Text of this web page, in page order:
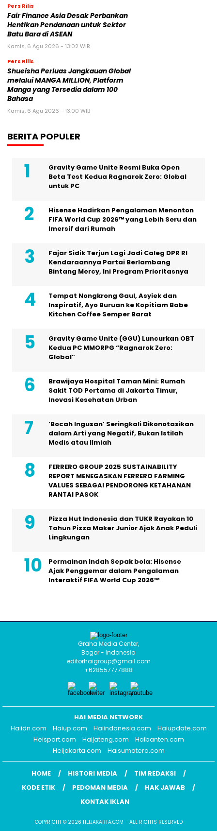
Pers Rilis
Fair Finance Asia Desak Perbankan
Hentikan Pendanaan untuk Sektor
Batu Bara di ASEAN
Kamis, 6 Agu 2026 - 13:02 WIB
Pers Rilis
Shueisha Perluas Jangkauan Global
melalui MANGA MILLION, Platform
Manga yang Tersedia dalam 100
Bahasa
Kamis, 6 Agu 2026 - 13:00 WIB
BERITA POPULER
Gravity Game Unite Resmi Buka Open
Beta Test Kedua Ragnarok Zero: Global
untuk PC
Hisense Hadirkan Pengalaman Menonton
FIFA World Cup 2026™ yang Lebih Seru dan
Imersif dari Rumah
Fajar Sidik Terjun Lagi Jadi Caleg DPR RI
Kendaraannya Partai Berlambang
Bintang Mercy, Ini Program Prioritasnya
Tempat Nongkrong Gaul, Asyiek dan
Inspiratif, Ayo Buruan ke Kopitiam Babe
Kitchen Coffee Semper Barat
Gravity Game Unite (GGU) Luncurkan OBT
Kedua PC MMORPG “Ragnarok Zero:
Global”
Brawijaya Hospital Taman Mini: Rumah
Sakit TOD Pertama di Jakarta Timur,
Inovasi Kesehatan Urban
‘Bocah Ingusan’ Seringkali Dikonotasikan
dalam Arti yang Negatif, Bukan Istilah
Medis atau Ilmiah
FERRERO GROUP 2025 SUSTAINABILITY
REPORT MENEGASKAN FERRERO FARMING
VALUES SEBAGAI PENDORONG KETAHANAN
RANTAI PASOK
Pizza Hut Indonesia dan TUKR Rayakan 10
Tahun Pizza Maker Junior Ajak Anak Peduli
Lingkungan
Permainan Indah Sepak bola: Hisense
Ajak Penggemar dalam Pengalaman
Interaktif FIFA World Cup 2026™
Graha Media Center,
Bogor - Indonesia
editorhaigroup@gmail.com
+628557777888
HAI MEDIA NETWORK
Haiidn.com
Haiup.com Haiindonesia.com
Haiupdate.com
Heisport.com
Haijateng.com
Haibanten.com
Heijakarta.com
Haisumatera.com
HOME HISTORI MEDIA
TIM REDAKSI
KODE ETIK
PEDOMAN MEDIA
HAK JAWAB
KONTAK IKLAN
COPYRIGHT © 2026 HEIJAKARTA.COM - ALL RIGHTS RESERVED